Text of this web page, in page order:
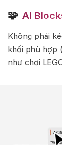
🧩 AI
Không phải
khối phù hợp
như chơi